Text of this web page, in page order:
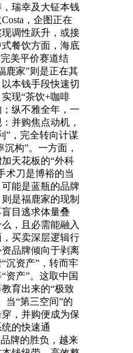
瑞幸及大钲本钱
，企图正在
调性跃升，或接
餐饮方面，海底
美平价赛道结
鹿家”则是正在其
本钱手段快速切
现“茶饮+咖啡
纵不雅全年，一
并购焦点动机，
”，完全转向计谋
沉构”。一方面，
天花板的“外科
术刀是博裕的当
能是蓝瓶的品牌
是福鹿家的现制
目逃求体量叠
，且必需能融入
买卖深层逻辑行
品牌倾向于剥离
沉资产”，转而牢
资产”。这取中国
育出来的“极致
当“第三空间”的
，并购便成为保
的快速通
牌的胜负，越来